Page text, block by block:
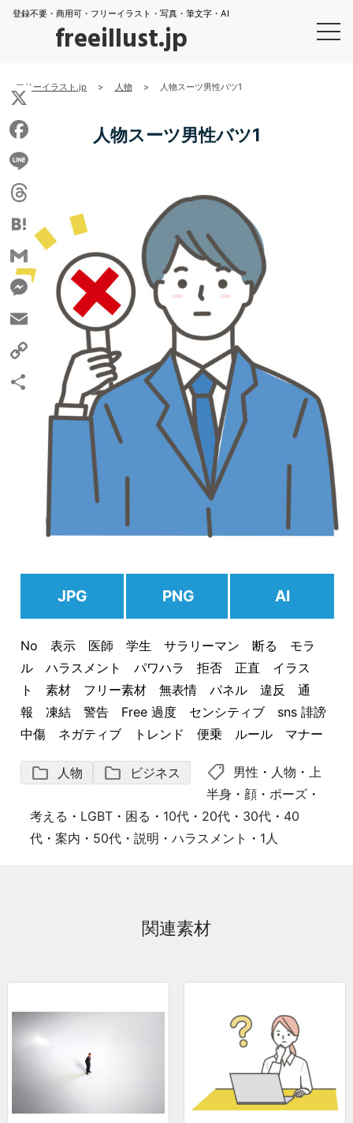
登録不要・商用可・フリーイラスト・写真・筆文字・AI
freeillust.jp
フリーイラスト.jp > 人物 > 人物スーツ男性バツ1
人物スーツ男性バツ1
JPG PNG AI
No 表示 医師 学生 サラリーマン 断る モラ
ル ハラスメント パワハラ 拒否 正直 イラス
ト 素材 フリー素材 無表情 パネル 違反 通
報 凍結 警告 Free 過度 センシティブ sns 誹謗
中傷 ネガティブ トレンド 便乗 ルール マナー
folder 人物 folder ビジネス shoppingmode 男性 ・ 人物 ・
上
半身 ・ 顔 ・ ポーズ ・
考える ・ LGBT・ 困る ・ 10代・ 20代・ 30代・ 40
代・ 案内 ・ 50代・ 説明 ・ ハラスメント ・ 1人
関連素材
X
Facebook
Line
Threads
Hatena
Gmail
Messenger
Email
Copy